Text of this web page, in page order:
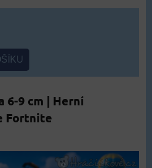
9 cm | Herní
Fortnite